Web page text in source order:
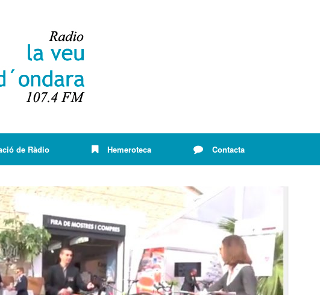
de Ràdio Hemeroteca Contacta